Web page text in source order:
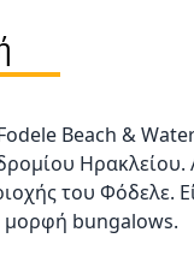
Beach &
του Φόδελε.
μορφή bungalows.